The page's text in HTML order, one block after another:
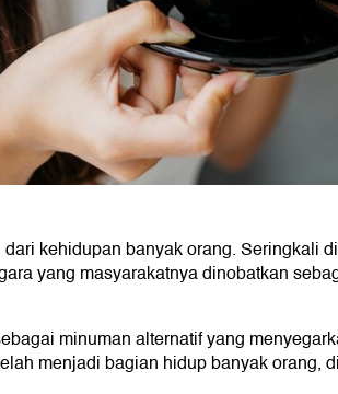
kehidupan banyak orang. Seringkali
yang masyarakatnya dinobatkan
minuman alternatif yang
menjadi bagian hidup banyak orang,